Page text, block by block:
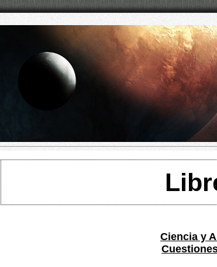
Ciencia y